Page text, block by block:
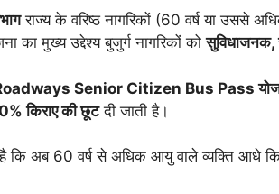
राज्य के वरिष्ठ नागरिकों (60 वर्ष या उससे
का मुख्य उद्देश्य बुजुर्ग नागरिकों को
Senior Citizen Bus Pass
किराए की छूटदी जाती है।
अब 60 वर्ष से अधिक आयु वाले व्यक्ति आधे